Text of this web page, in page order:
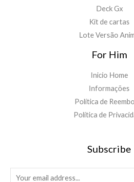
Deck Gx
Kit de cartas
Lote Versão
For Him
Inicio Home
Informações
Política de
Política de
Subscribe